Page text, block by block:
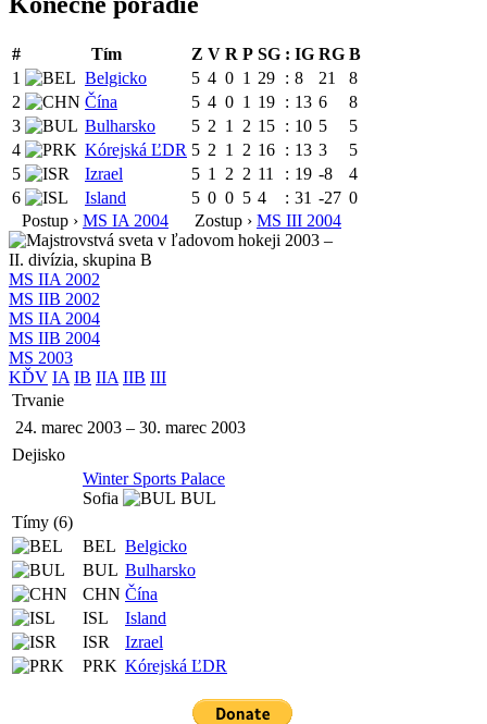
# Tím Z V R P SG : IG RG B
1
Belgicko 5 4 0 1 29 : 8 21
8
2
Čína 5 4 0 1 19 : 13 6
8
3
Bulharsko 5 2 1 2 15 : 10 5
5
4
Kórejská ĽDR 5 2 1 2 16 : 13 3
5
5
Izrael 5 1 2 2 11 : 19 -8
4
6
Island 5 0 0 5 4 : 31 -27 0
Postup › MS IA 2004 Zostup › MS III 2004
MS IIA 2002
MS IIB 2002
MS IIA 2004
MS IIB 2004
MS 2003
KĎV IA IB IIA IIB III
Trvanie
24. marec 2003 – 30. marec 2003
Dejisko
Winter Sports Palace
Sofia
BUL
Tímy (6)
BEL Belgicko
BUL Bulharsko
CHN Čína
ISL
Island
ISR
Izrael
PRK Kórejská ĽDR